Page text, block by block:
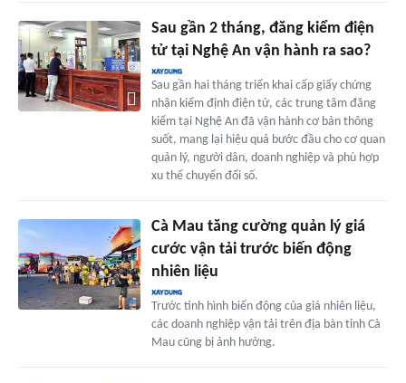
Sau gần 2 tháng, đăng kiểm điện
tử tại Nghệ An vận hành ra sao?
Sau gần hai tháng triển khai cấp giấy chứng
nhận kiểm định điện tử, các trung tâm đăng
kiểm tại Nghệ An đã vận hành cơ bản thông
suốt, mang lại hiệu quả bước đầu cho cơ quan
quản lý, người dân, doanh nghiệp và phù hợp
xu thế chuyển đổi số.
Cà Mau tăng cường quản lý giá
cước vận tải trước biến động
nhiên liệu
Trước tình hình biến động của giá nhiên liệu,
các doanh nghiệp vận tải trên địa bàn tỉnh Cà
Mau cũng bị ảnh hưởng.